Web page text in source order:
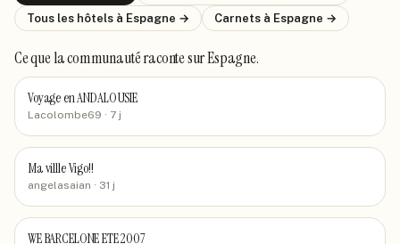
Tous les hôtels à Espagne → Carnets à Espagne →
Ce que la communauté racontesur Espagne.
Voyage en ANDALOUSIE
Lacolombe69 · 7 j
Ma villle Vigo!!
angelasaian · 31 j
WE BARCELONE ETE 2007